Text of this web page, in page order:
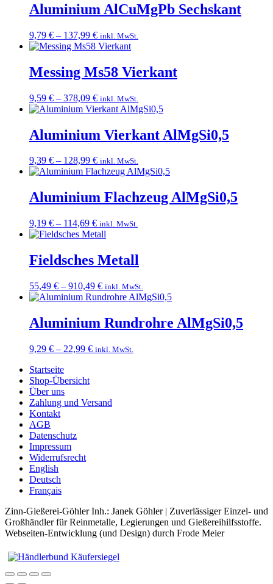
Aluminium AlCuMgPb Sechskant
9,79 € – 137,99 €Preisspanne:
9,79 €
137,99 €
inkl. MwSt.
Messing Ms58 Vierkant
9,59 € – 378,09 €Preisspanne:
9,59 €
378,09 €
inkl. MwSt.
Aluminium Vierkant AlMgSi0,5
9,39 € – 128,99 €Preisspanne:
9,39 €
128,99 €
inkl. MwSt.
Aluminium Flachzeug AlMgSi0,5
9,19 € – 114,69 €Preisspanne:
9,19 €
114,69 €
inkl. MwSt.
Fieldsches Metall
55,49 € – 910,49 €Preisspanne:
55,49 €
910,49 €
inkl. MwSt.
Aluminium Rundrohre AlMgSi0,5
9,29 € – 22,99 €Preisspanne:
inkl. MwSt.
Startseite
Shop-Übersicht
Über uns
Zahlung und Versand
Kontakt
AGB
Datenschutz
Impressum
Widerrufsrecht
English
Deutsch
Français
Zinn-Gießerei-Göhler Inh.: Janek Göhler | Zuverlässiger Einzel- und
Großhändler für Reinmetalle, Legierungen und Gießereihilfsstoffe.
Webseiten-Entwicklung (und Design) durch Frode Meier